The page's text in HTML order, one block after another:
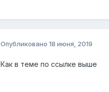
Опубликовано 18 июня, 2019
Как в теме по ссылке выше